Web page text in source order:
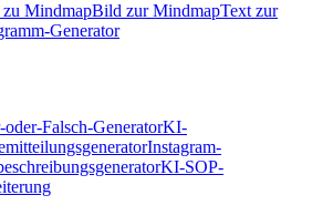
MindmapBild zur MindmapText zur
Generator
oder-Falsch-GeneratorKI-
Instagram-
KI-SOP-